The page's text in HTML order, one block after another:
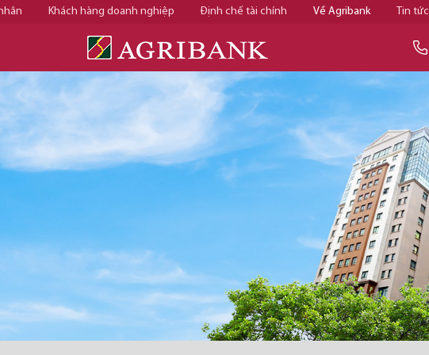
Khách hàng doanh nghiệp Định chế tài chính Về Agribank Tin tức